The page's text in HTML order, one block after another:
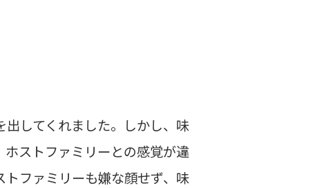
してくれました。しかし、味
ストファミリーとの感覚が違
ファミリーも嫌な顔せず、味